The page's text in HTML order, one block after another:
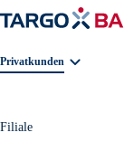
Privatkunden
Filiale